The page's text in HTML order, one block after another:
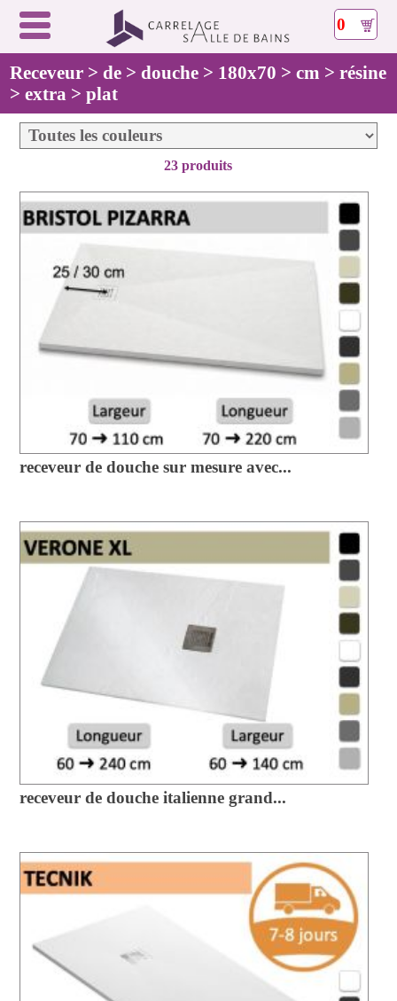
0
Receveur > de > douche > 180x70 > cm > résine
> extra > plat
23 produits
receveur de douche sur mesure avec...
receveur de douche italienne grand...